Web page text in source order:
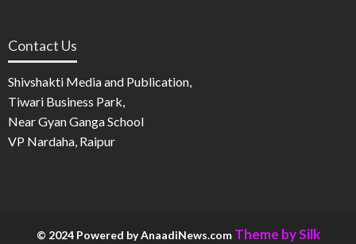
Contact Us
Shivshakti Media and Publication,
Tiwari Business Park,
Near Gyan Ganga School
VP Nardaha, Raipur
© 2024 Powered by AnaadiNews.com Theme by Silk